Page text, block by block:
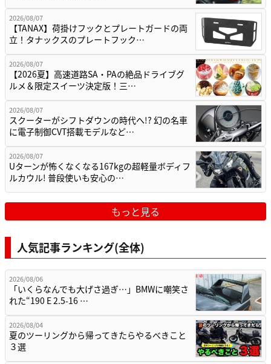
2026/08/07
【TANAX】荷掛けフックとプレートガードの両
立！タナックスのプレートフック…
2026/08/07
【2026夏】高速道路SA・PAの絶品ドライブグ
ルメ＆限定スイーツ決定版！三…
2026/08/07
スクーターがシフトダウンの時代へ!? 幻の名車
に電子制御CVT搭載モデルなど…
2026/08/07
Uターンが怖くなくなる167kgの超軽量ボディフ
ルカウル! 普段使いも安心の…
もっと見る
人気記事ランキング(全体)
2026/08/06
「いくらなんでも大げさ過ぎ…」BMWに嘲笑さ
れた“190 E 2.5-16 …
2026/08/04
夏のツーリングから帰ってきたらやるべきこと
３選